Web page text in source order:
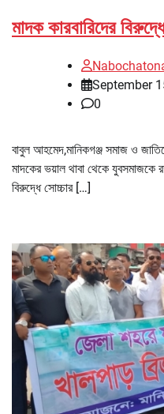
মাদক কারবারিদের
September
0
বাবুল আহমেদ,মানিকগঞ্জ সমাজ ও
মাদকের ভয়াল থাবা থেকে যুবসমাজকে
বিরুদ্ধে সোচ্চার […]